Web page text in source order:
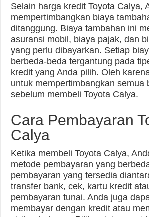
Selain harga kredit Toyota Calya,
mempertimbangkan biaya
ditanggung. Biaya tambahan ini
asuransi mobil, biaya pajak, dan
yang perlu dibayarkan. Setiap
berbeda-beda tergantung pada
kredit yang Anda pilih. Oleh
untuk mempertimbangkan semua
sebelum membeli Toyota Calya.
Cara Pembayaran
Calya
Ketika membeli Toyota Calya,
metode pembayaran yang
pembayaran yang tersedia
transfer bank, cek, kartu kredit
pembayaran tunai. Anda juga
membayar dengan kredit atau